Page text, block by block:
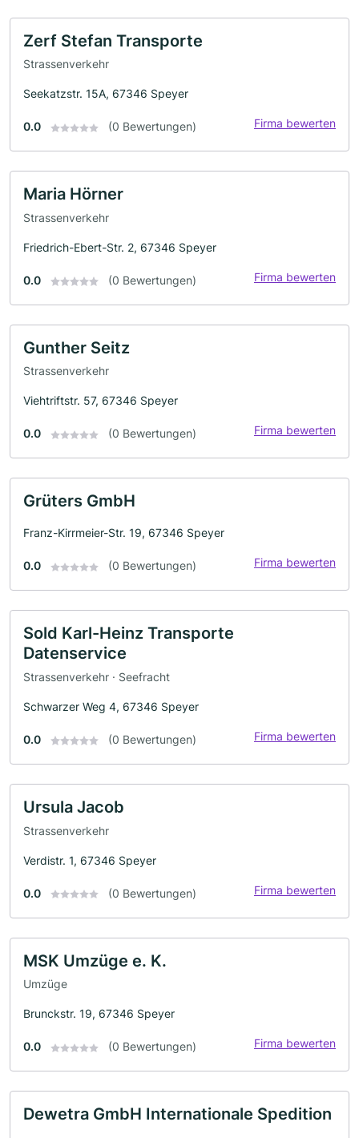
Zerf Stefan Transporte
Strassenverkehr
Seekatzstr. 15A, 67346 Speyer
0.0 (0 Bewertungen) Firma bewerten
Maria Hörner
Strassenverkehr
Friedrich-Ebert-Str. 2, 67346 Speyer
0.0 (0 Bewertungen) Firma bewerten
Gunther Seitz
Strassenverkehr
Viehtriftstr. 57, 67346 Speyer
0.0 (0 Bewertungen) Firma bewerten
Grüters GmbH
Franz-Kirrmeier-Str. 19, 67346 Speyer
0.0 (0 Bewertungen) Firma bewerten
Sold Karl-Heinz Transporte
Datenservice
Strassenverkehr · Seefracht
Schwarzer Weg 4, 67346 Speyer
0.0 (0 Bewertungen) Firma bewerten
Ursula Jacob
Strassenverkehr
Verdistr. 1, 67346 Speyer
0.0 (0 Bewertungen) Firma bewerten
MSK Umzüge e. K.
Umzüge
Brunckstr. 19, 67346 Speyer
0.0 (0 Bewertungen) Firma bewerten
Dewetra GmbH Internationale Spedition